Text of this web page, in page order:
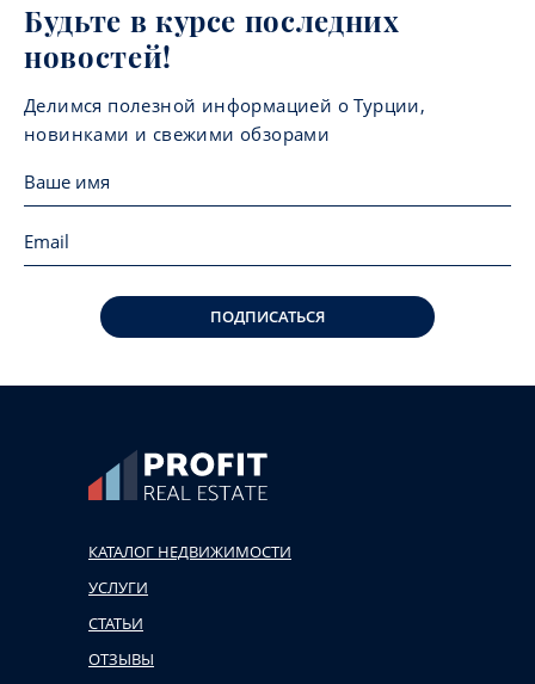
Будьте в курсе последних
новостей!
Делимся полезной информацией о Турции,
новинками и свежими обзорами
ПОДПИСАТЬСЯ
КАТАЛОГ НЕДВИЖИМОСТИ
УСЛУГИ
СТАТЬИ
ОТЗЫВЫ